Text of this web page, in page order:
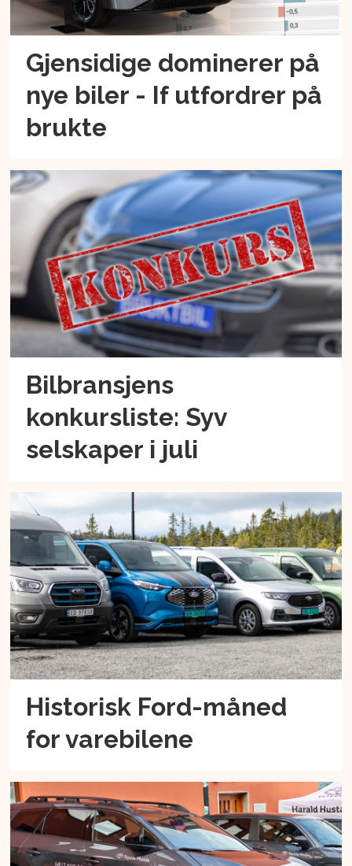
Gjensidige dominerer på
nye biler - If utfordrer på
brukte
Bilbransjens
konkursliste: Syv
selskaper i juli
Historisk Ford-måned
for varebilene